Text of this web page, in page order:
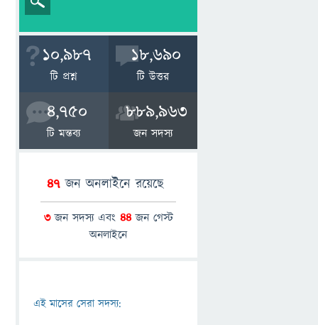
10,987
টি প্রশ্ন
18,690
টি উত্তর
4,750
টি মন্তব্য
889,963
জন সদস্য
47 জন অনলাইনে রয়েছে
3জন সদস্য এবং 44জন গেস্ট
অনলাইনে
এই মাসের সেরা সদস্য: